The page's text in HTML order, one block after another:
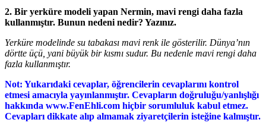
2. Bir yerküre modeli yapan Nermin, mavi rengi daha fazla
kullanmıştır. Bunun nedeni nedir? Yazınız.
Yerküre modelinde su tabakası mavi renk ile gösterilir. Dünya’nın
dörtte üçü, yani büyük bir kısmı sudur. Bu nedenle mavi rengi daha
fazla kullanmıştır.
Not: Yukarıdaki cevaplar, öğrencilerin cevaplarını kontrol
etmesi amacıyla yayınlanmıştır. Cevapların doğruluğu/yanlışlığı
hakkında www.FenEhli.com hiçbir sorumluluk kabul etmez.
Cevapları dikkate alıp almamak ziyaretçilerin isteğine kalmıştır.